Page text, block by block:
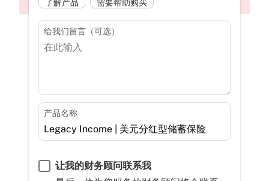
了解产品 需要帮助购买
给我们留言（可选）
产品名称
让我的财务顾问联系我